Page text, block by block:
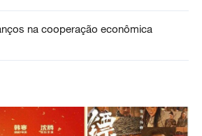
na cooperação econômica